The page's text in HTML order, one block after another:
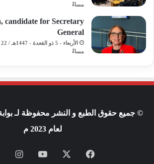
مساءً
candidate for Secretary
General
مساءً
© جميع حقوق الطبع و النشر محفوظة لـ
لعام 2023 م
فيسبوك يوتيوب